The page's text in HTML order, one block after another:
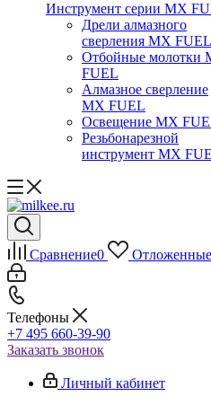
Инструмент серии MX
Дрели алмазного
сверления MX FUEL
Отбойные молотки
FUEL
Алмазное сверление
MX FUEL
Освещение MX
Резьбонарезной
инструмент MX
Сравнение0 Отложенные
Телефоны
+7 495 660-39-90
Заказать звонок
Личный кабинет